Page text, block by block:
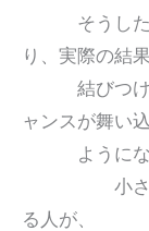
そうした行
り、実際の結
結びつけば
ャンスが舞い
ようになる
小さな貢
る人が、